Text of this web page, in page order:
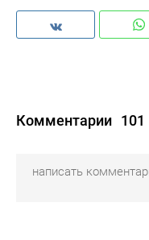
Комментарии 101